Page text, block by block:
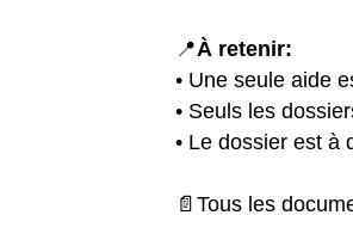
📍À retenir:
• Une seule aide
• Seuls les
• Le dossier est à
📄Tous les